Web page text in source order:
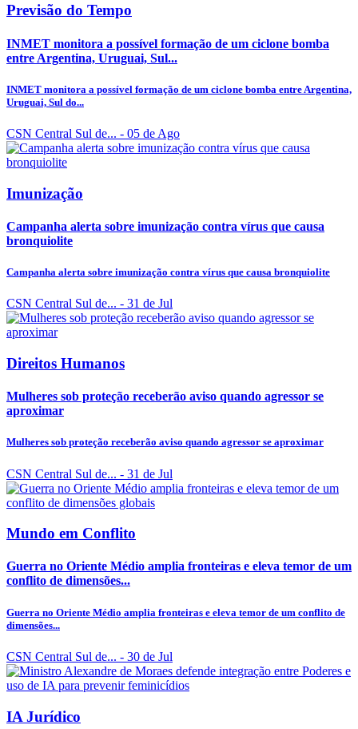
Previsão do Tempo
INMET monitora a possível formação de um ciclone bomba
entre Argentina, Uruguai, Sul...
INMET monitora a possível formação de um ciclone bomba entre Argentina,
Uruguai, Sul do...
CSN Central Sul de... - 05 de Ago
Imunização
Campanha alerta sobre imunização contra vírus que causa
bronquiolite
Campanha alerta sobre imunização contra vírus que causa bronquiolite
CSN Central Sul de... - 31 de Jul
Direitos Humanos
Mulheres sob proteção receberão aviso quando agressor se
aproximar
Mulheres sob proteção receberão aviso quando agressor se aproximar
CSN Central Sul de... - 31 de Jul
Mundo em Conflito
Guerra no Oriente Médio amplia fronteiras e eleva temor de um
conflito de dimensões...
Guerra no Oriente Médio amplia fronteiras e eleva temor de um conflito de
dimensões...
CSN Central Sul de... - 30 de Jul
IA Jurídico